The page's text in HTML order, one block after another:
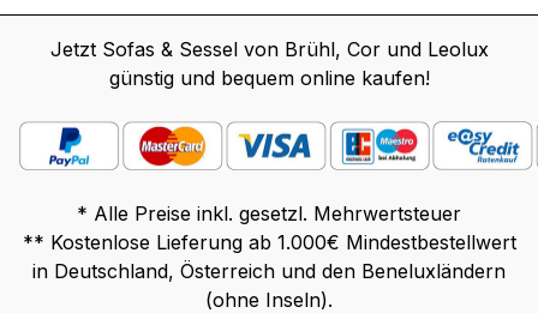
Jetzt Sofas & Sessel von Brühl, Cor und Leolux
günstig und bequem online kaufen!
* Alle Preise inkl. gesetzl. Mehrwertsteuer
** Kostenlose Lieferung ab 1.000€ Mindestbestellwert
in Deutschland, Österreich und den Beneluxländern
(ohne Inseln).